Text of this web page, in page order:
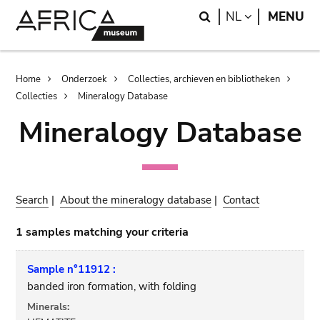
Search
NL LANGUAGE
MENU
Breadcrumb
Home Onderzoek
Collecties, archieven en bibliotheken
Collecties
Mineralogy Database
Mineralogy Database
Search |About the mineralogy database | Contact
1 samples matching your criteria
Sample n°11912 :
banded iron formation, with folding
Minerals: